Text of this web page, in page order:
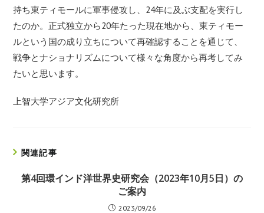
持ち東ティモールに軍事侵攻し、24年に及ぶ支配を実行し
たのか。正式独立から20年たった現在地から、東ティモー
ルという国の成り立ちについて再確認することを通じて、
戦争とナショナリズムについて様々な角度から再考してみ
たいと思います。
上智大学アジア文化研究所
関連記事
第4回環インド洋世界史研究会（2023年10月5日）の
ご案内
2023/09/26